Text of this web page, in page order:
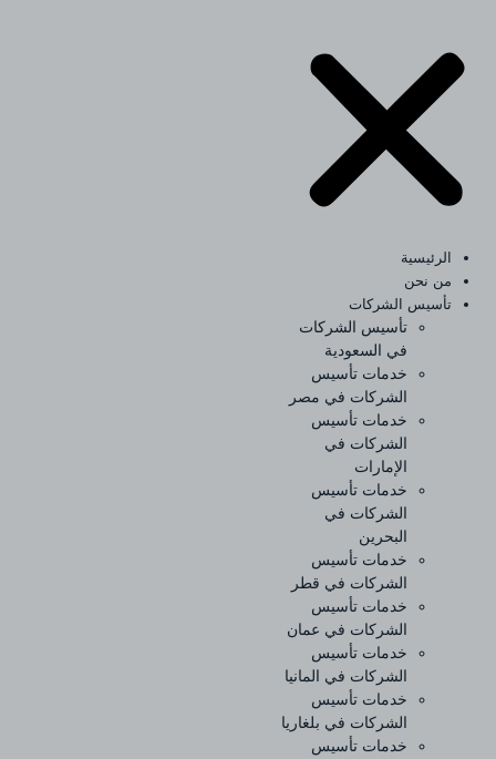
الرئيسية
من نحن
تأسيس الشركات
تأسيس الشركات
في السعودية
خدمات تأسيس
الشركات في مصر
خدمات تأسيس
الشركات في
الإمارات
خدمات تأسيس
الشركات في
البحرين
خدمات تأسيس
الشركات في قطر
خدمات تأسيس
الشركات في عمان
خدمات تأسيس
الشركات في المانيا
خدمات تأسيس
الشركات في بلغاريا
خدمات تأسيس